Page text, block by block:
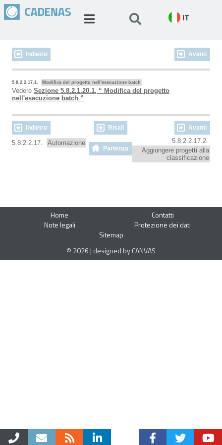
IT
Indietro Avanti
5.8.2.2.17.1. Modifica del progetto nell'esecuzione batch
Vedere Sezione 5.8.2.1.20.1, “ Modifica del progetto
nell'esecuzione batch ”.
Indietro Risali Avanti
5.8.2.2.17. Automazione
Partenza
5.8.2.2.17.2.
Aggiungere progetti alla
classificazione
Home
Contatti
Note legali
Protezione dei dati
Sitemap
© 2026 | designed by CANVAS